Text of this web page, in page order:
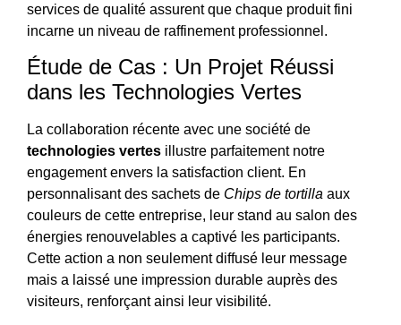
services de qualité assurent que chaque produit fini
incarne un niveau de raffinement professionnel.
Étude de Cas : Un Projet Réussi
dans les Technologies Vertes
La collaboration récente avec une société de
technologies vertes illustre parfaitement notre
engagement envers la satisfaction client. En
personnalisant des sachets de Chips de tortilla aux
couleurs de cette entreprise, leur stand au salon des
énergies renouvelables a captivé les participants.
Cette action a non seulement diffusé leur message
mais a laissé une impression durable auprès des
visiteurs, renforçant ainsi leur visibilité.